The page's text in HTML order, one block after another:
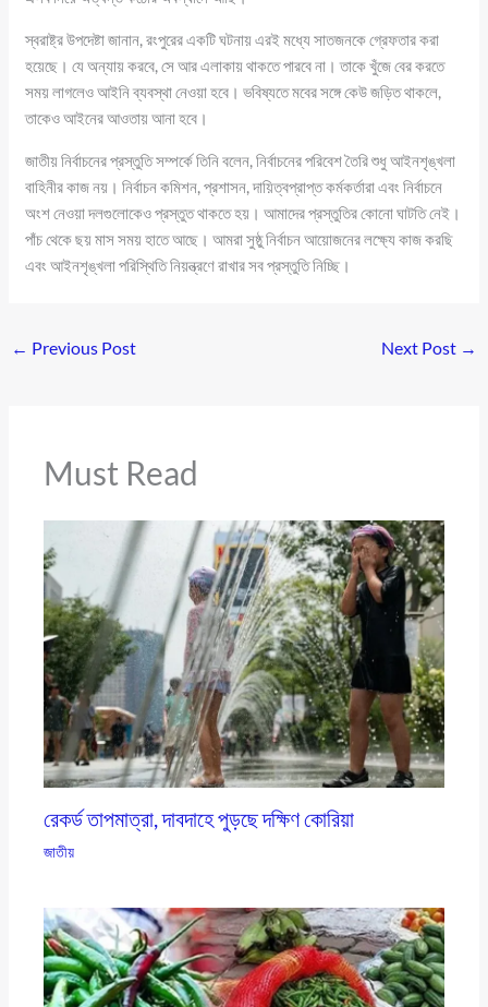
স্বরাষ্ট্র উপদেষ্টা জানান, রংপুরের একটি ঘটনায় এরই মধ্যে সাতজনকে গ্রেফতার করা
হয়েছে। যে অন্যায় করবে, সে আর এলাকায় থাকতে পারবে না। তাকে খুঁজে বের করতে
সময় লাগলেও আইনি ব্যবস্থা নেওয়া হবে। ভবিষ্যতে মবের সঙ্গে কেউ জড়িত থাকলে,
তাকেও আইনের আওতায় আনা হবে।
জাতীয় নির্বাচনের প্রস্তুতি সম্পর্কে তিনি বলেন, নির্বাচনের পরিবেশ তৈরি শুধু আইনশৃঙ্খলা
বাহিনীর কাজ নয়। নির্বাচন কমিশন, প্রশাসন, দায়িত্বপ্রাপ্ত কর্মকর্তারা এবং নির্বাচনে
অংশ নেওয়া দলগুলোকেও প্রস্তুত থাকতে হয়। আমাদের প্রস্তুতির কোনো ঘাটতি নেই।
পাঁচ থেকে ছয় মাস সময় হাতে আছে। আমরা সুষ্ঠু নির্বাচন আয়োজনের লক্ষ্যে কাজ করছি
এবং আইনশৃঙ্খলা পরিস্থিতি নিয়ন্ত্রণে রাখার সব প্রস্তুতি নিচ্ছি।
← Previous Post Next Post →
Must Read
রেকর্ড তাপমাত্রা, দাবদাহে পুড়ছে দক্ষিণ কোরিয়া
জাতীয়